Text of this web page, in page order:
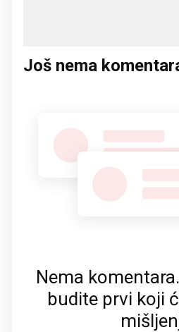
Još nema
Nema
budite prvi koji